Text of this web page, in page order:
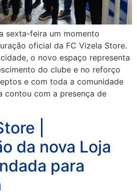
sexta-feira um momento
oficial da FC Vizela Store.
o novo espaço representa
do clube e no reforço
e com toda a comunidade
contou com a presença de
|
da nova Loja
para